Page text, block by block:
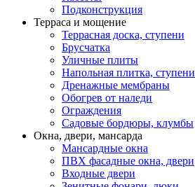
Подконструкция
Терраса и мощение
Террасная доска, ступени
Брусчатка
Уличные плиты
Напольная плитка, ступени
Дренажные мембраны
Обогрев от наледи
Ограждения
Садовые бордюры, клумбы
Окна, двери, мансарда
Мансардные окна
ПВХ фасадные окна, двери
Входные двери